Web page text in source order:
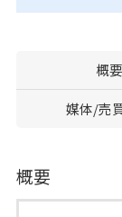
概要
媒体/売
概要